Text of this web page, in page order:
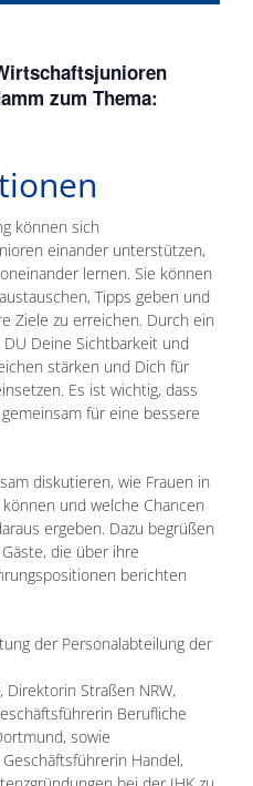
zum Thema:
können sich
einander unterstützen,
lernen. Sie können
Tipps geben und
Ziele zu erreichen. Durch ein
Deine Sichtbarkeit und
stärken und Dich für
Es ist wichtig, dass
für eine bessere
diskutieren, wie Frauen in
und welche Chancen
ergeben. Dazu begrüßen
die über ihre
berichten
der Personalabteilung der
, Direktorin Straßen NRW,
Berufliche
sowie
Geschäftsführerin Handel,